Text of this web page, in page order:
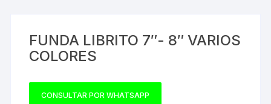
FUNDA LIBRITO 7″- 8″ VARIOS
COLORES
CONSULTAR POR WHATSAPP